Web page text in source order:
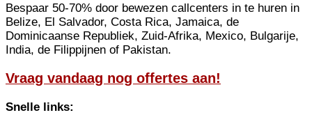
Bespaar 50-70% door bewezen callcenters in te huren in
Belize, El Salvador, Costa Rica, Jamaica, de
Dominicaanse Republiek, Zuid-Afrika, Mexico, Bulgarije,
India, de Filippijnen of Pakistan.
Vraag vandaag nog offertes aan!
Snelle links: